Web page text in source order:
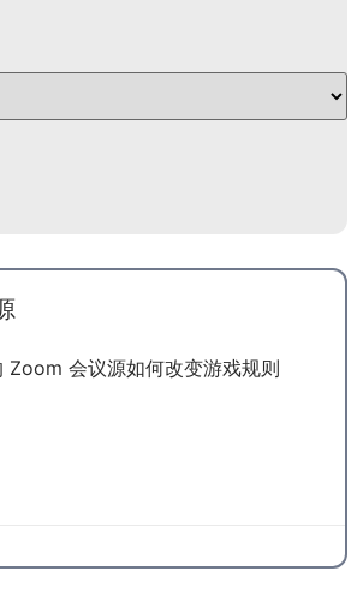
会议源如何改变游戏规则
ID
ES